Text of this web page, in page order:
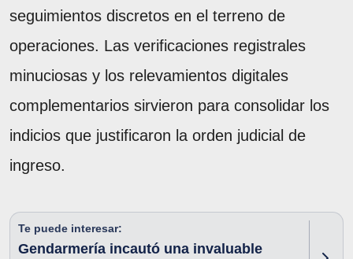
seguimientos discretos en el terreno de
operaciones. Las verificaciones registrales
minuciosas y los relevamientos digitales
complementarios sirvieron para consolidar los
indicios que justificaron la orden judicial de
ingreso.
Te puede interesar:
Gendarmería incautó una invaluable